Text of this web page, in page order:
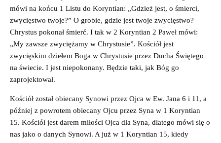
mówi na końcu 1 Listu do Koryntian: „Gdzież jest, o śmierci,
zwycięstwo twoje?” O grobie, gdzie jest twoje zwycięstwo?
Chrystus pokonał śmierć. I tak w 2 Koryntian 2 Paweł mówi:
„My zawsze zwyciężamy w Chrystusie”. Kościół jest
zwycięskim dziełem Boga w Chrystusie przez Ducha Świętego
na świecie. I jest niepokonany. Będzie taki, jak Bóg go
zaprojektował.
Kościół został obiecany Synowi przez Ojca w Ew. Jana 6 i 11, a
później z powrotem obiecany Ojcu przez Syna w 1 Koryntian
15. Kościół jest darem miłości Ojca dla Syna, dlatego mówi się o
nas jako o danych Synowi. A już w 1 Koryntian 15, kiedy